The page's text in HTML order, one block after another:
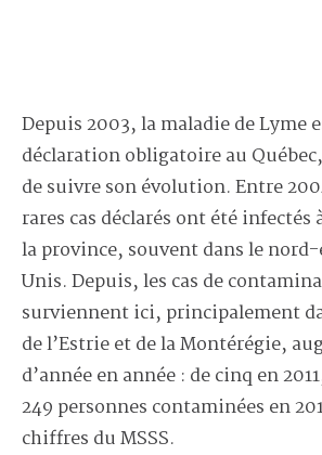
Depuis 2003, la maladie de Lyme
déclaration obligatoire au
de suivre son évolution. Entre
rares cas déclarés ont été infectés
la province, souvent dans le
Unis. Depuis, les cas de
surviennent ici, principalement
de l’Estrie et de la Montérégie,
d’année en année : de cinq en
249 personnes contaminées en
chiffres du MSSS.